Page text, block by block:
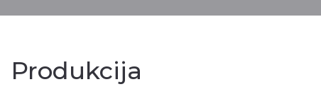
Produkcija